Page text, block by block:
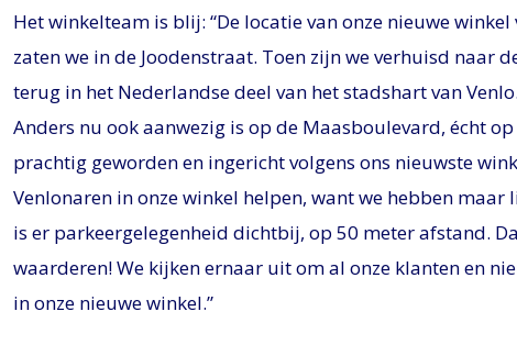
Het winkelteam is blij: “De locatie van onze nieuwe
zaten we in de Joodenstraat. Toen zijn we verhuisd naar
terug in het Nederlandse deel van het stadshart van
Anders nu ook aanwezig is op de Maasboulevard, écht
prachtig geworden en ingericht volgens ons nieuwste
Venlonaren in onze winkel helpen, want we hebben
is er parkeergelegenheid dichtbij, op 50 meter afstand.
waarderen! We kijken ernaar uit om al onze klanten en
in onze nieuwe winkel.”